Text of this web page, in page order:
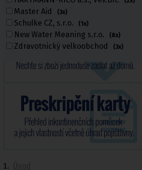
Master Aid (3x)
Schulke CZ, s.r.o. (1x)
New Water Meaning s.r.o. (8x)
Zdravotnický velkoobchod (3x)